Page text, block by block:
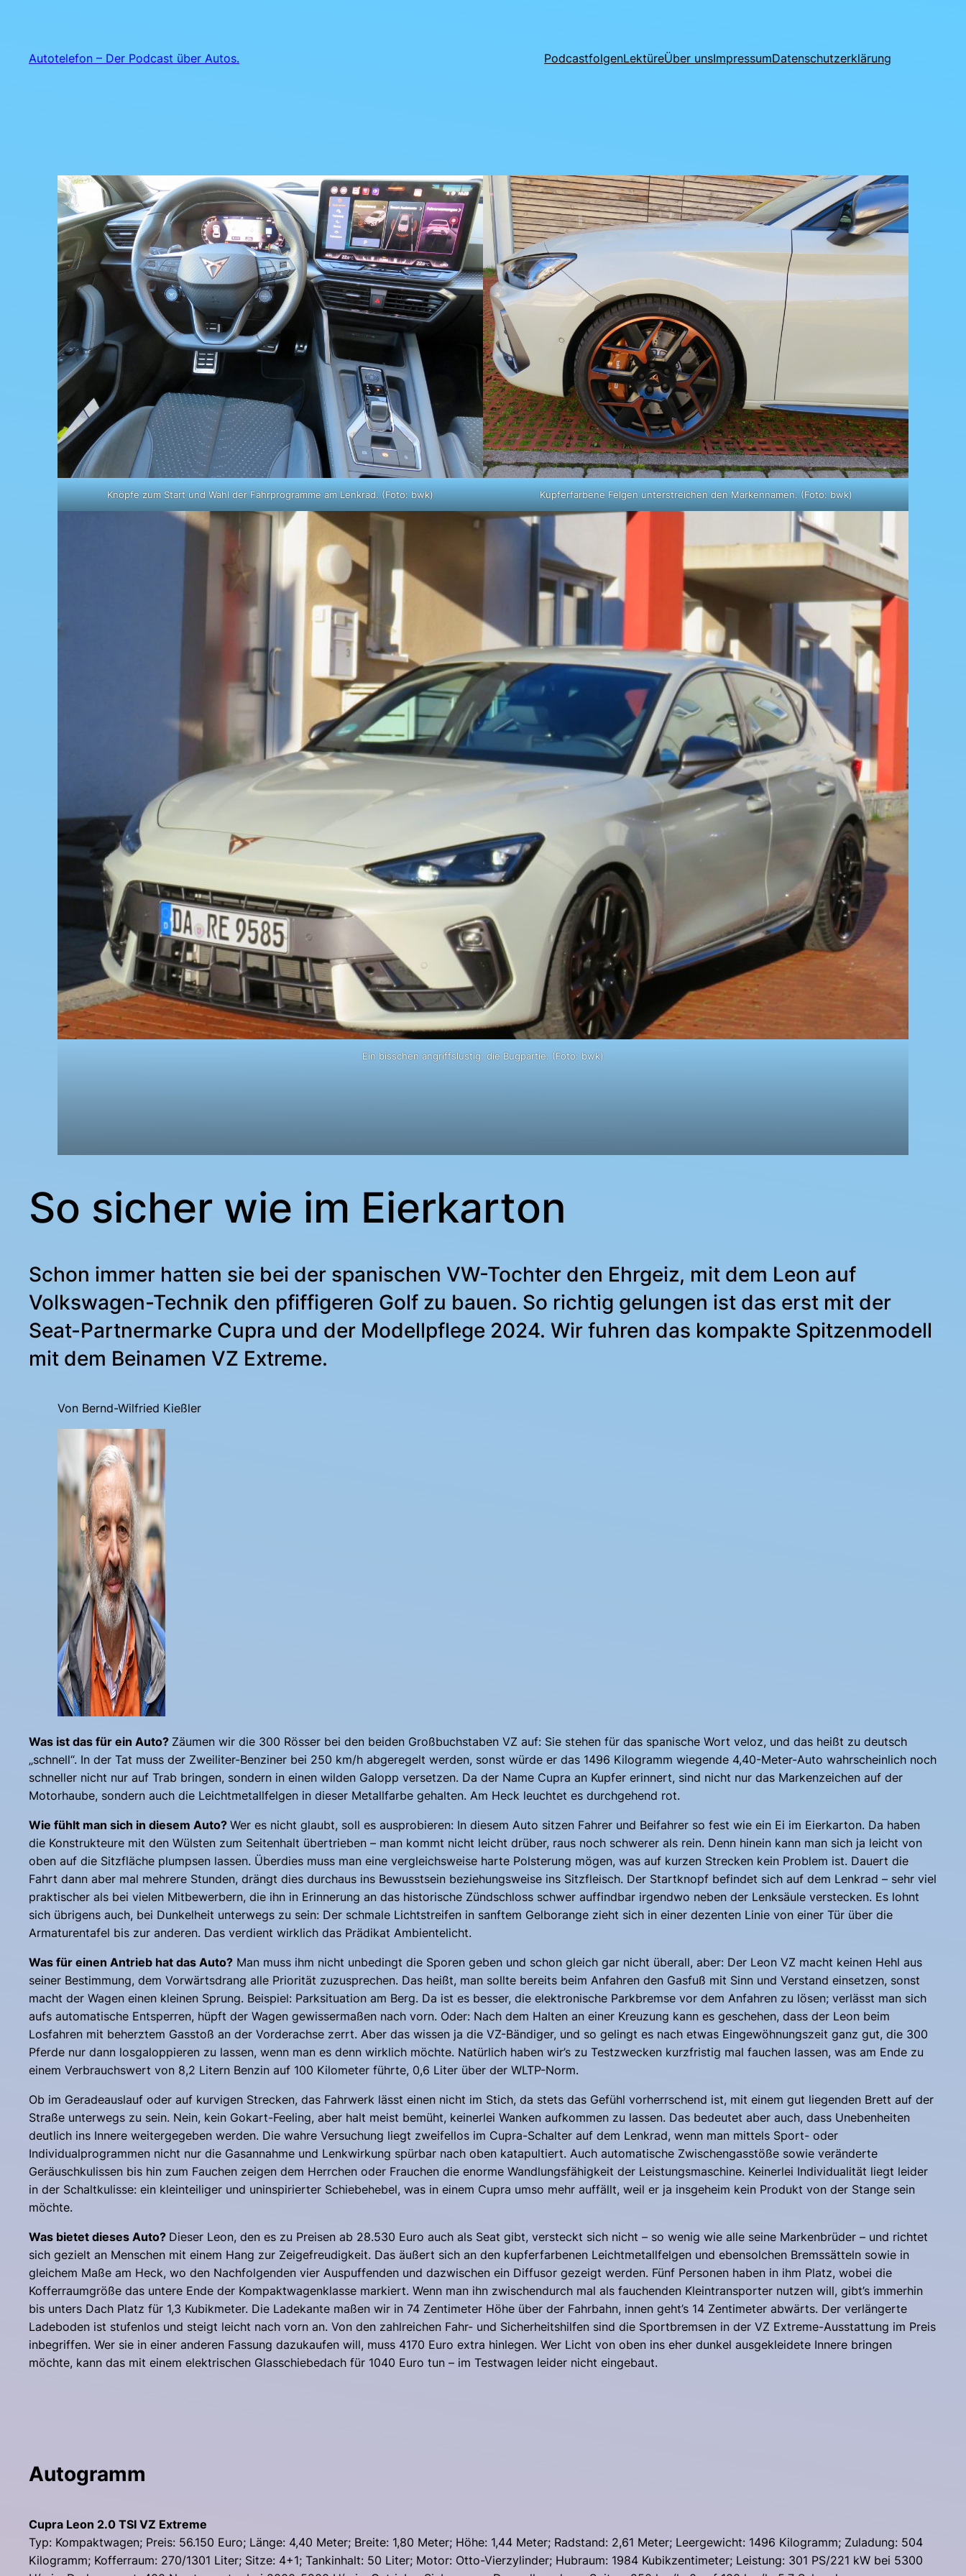
Autotelefon – Der Podcast über Autos. PodcastfolgenLektüreÜber unsImpressumDatenschutzerklärung
Knöpfe zum Start und Wahl der Fahrprogramme am Lenkrad. (Foto: bwk) Kupferfarbene Felgen unterstreichen den Markennamen. (Foto: bwk)
Ein bisschen angriffslustig: die Bugpartie. (Foto: bwk)
So sicher wie im Eierkarton
Schon immer hatten sie bei der spanischen VW-Tochter den Ehrgeiz, mit dem Leon auf
Volkswagen-Technik den pfiffigeren Golf zu bauen. So richtig gelungen ist das erst mit der
Seat-Partnermarke Cupra und der Modellpflege 2024. Wir fuhren das kompakte Spitzenmodell
mit dem Beinamen VZ Extreme.
Von Bernd-Wilfried Kießler
Was ist das für ein Auto? Zäumen wir die 300 Rösser bei den beiden Großbuchstaben VZ auf: Sie stehen für das spanische Wort veloz, und das heißt zu deutsch
„schnell“. In der Tat muss der Zweiliter-Benziner bei 250 km/h abgeregelt werden, sonst würde er das 1496 Kilogramm wiegende 4,40-Meter-Auto wahrscheinlich noch
schneller nicht nur auf Trab bringen, sondern in einen wilden Galopp versetzen. Da der Name Cupra an Kupfer erinnert, sind nicht nur das Markenzeichen auf der
Motorhaube, sondern auch die Leichtmetallfelgen in dieser Metallfarbe gehalten. Am Heck leuchtet es durchgehend rot.
Wie fühlt man sich in diesem Auto? Wer es nicht glaubt, soll es ausprobieren: In diesem Auto sitzen Fahrer und Beifahrer so fest wie ein Ei im Eierkarton. Da haben
die Konstrukteure mit den Wülsten zum Seitenhalt übertrieben – man kommt nicht leicht drüber, raus noch schwerer als rein. Denn hinein kann man sich ja leicht von
oben auf die Sitzfläche plumpsen lassen. Überdies muss man eine vergleichsweise harte Polsterung mögen, was auf kurzen Strecken kein Problem ist. Dauert die
Fahrt dann aber mal mehrere Stunden, drängt dies durchaus ins Bewusstsein beziehungsweise ins Sitzfleisch. Der Startknopf befindet sich auf dem Lenkrad – sehr viel
praktischer als bei vielen Mitbewerbern, die ihn in Erinnerung an das historische Zündschloss schwer auffindbar irgendwo neben der Lenksäule verstecken. Es lohnt
sich übrigens auch, bei Dunkelheit unterwegs zu sein: Der schmale Lichtstreifen in sanftem Gelborange zieht sich in einer dezenten Linie von einer Tür über die
Armaturentafel bis zur anderen. Das verdient wirklich das Prädikat Ambientelicht.
Was für einen Antrieb hat das Auto? Man muss ihm nicht unbedingt die Sporen geben und schon gleich gar nicht überall, aber: Der Leon VZ macht keinen Hehl aus
seiner Bestimmung, dem Vorwärtsdrang alle Priorität zuzusprechen. Das heißt, man sollte bereits beim Anfahren den Gasfuß mit Sinn und Verstand einsetzen, sonst
macht der Wagen einen kleinen Sprung. Beispiel: Parksituation am Berg. Da ist es besser, die elektronische Parkbremse vor dem Anfahren zu lösen; verlässt man sich
aufs automatische Entsperren, hüpft der Wagen gewissermaßen nach vorn. Oder: Nach dem Halten an einer Kreuzung kann es geschehen, dass der Leon beim
Losfahren mit beherztem Gasstoß an der Vorderachse zerrt. Aber das wissen ja die VZ-Bändiger, und so gelingt es nach etwas Eingewöhnungszeit ganz gut, die 300
Pferde nur dann losgaloppieren zu lassen, wenn man es denn wirklich möchte. Natürlich haben wir’s zu Testzwecken kurzfristig mal fauchen lassen, was am Ende zu
einem Verbrauchswert von 8,2 Litern Benzin auf 100 Kilometer führte, 0,6 Liter über der WLTP-Norm.
Ob im Geradeauslauf oder auf kurvigen Strecken, das Fahrwerk lässt einen nicht im Stich, da stets das Gefühl vorherrschend ist, mit einem gut liegenden Brett auf der
Straße unterwegs zu sein. Nein, kein Gokart-Feeling, aber halt meist bemüht, keinerlei Wanken aufkommen zu lassen. Das bedeutet aber auch, dass Unebenheiten
deutlich ins Innere weitergegeben werden. Die wahre Versuchung liegt zweifellos im Cupra-Schalter auf dem Lenkrad, wenn man mittels Sport- oder
Individualprogrammen nicht nur die Gasannahme und Lenkwirkung spürbar nach oben katapultiert. Auch automatische Zwischengasstöße sowie veränderte
Geräuschkulissen bis hin zum Fauchen zeigen dem Herrchen oder Frauchen die enorme Wandlungsfähigkeit der Leistungsmaschine. Keinerlei Individualität liegt leider
in der Schaltkulisse: ein kleinteiliger und uninspirierter Schiebehebel, was in einem Cupra umso mehr auffällt, weil er ja insgeheim kein Produkt von der Stange sein
möchte.
Was bietet dieses Auto? Dieser Leon, den es zu Preisen ab 28.530 Euro auch als Seat gibt, versteckt sich nicht – so wenig wie alle seine Markenbrüder – und richtet
sich gezielt an Menschen mit einem Hang zur Zeigefreudigkeit. Das äußert sich an den kupferfarbenen Leichtmetallfelgen und ebensolchen Bremssätteln sowie in
gleichem Maße am Heck, wo den Nachfolgenden vier Auspuffenden und dazwischen ein Diffusor gezeigt werden. Fünf Personen haben in ihm Platz, wobei die
Kofferraumgröße das untere Ende der Kompaktwagenklasse markiert. Wenn man ihn zwischendurch mal als fauchenden Kleintransporter nutzen will, gibt’s immerhin
bis unters Dach Platz für 1,3 Kubikmeter. Die Ladekante maßen wir in 74 Zentimeter Höhe über der Fahrbahn, innen geht’s 14 Zentimeter abwärts. Der verlängerte
Ladeboden ist stufenlos und steigt leicht nach vorn an. Von den zahlreichen Fahr- und Sicherheitshilfen sind die Sportbremsen in der VZ Extreme-Ausstattung im Preis
inbegriffen. Wer sie in einer anderen Fassung dazukaufen will, muss 4170 Euro extra hinlegen. Wer Licht von oben ins eher dunkel ausgekleidete Innere bringen
möchte, kann das mit einem elektrischen Glasschiebedach für 1040 Euro tun – im Testwagen leider nicht eingebaut.
Autogramm
Cupra Leon 2.0 TSI VZ Extreme
Typ: Kompaktwagen; Preis: 56.150 Euro; Länge: 4,40 Meter; Breite: 1,80 Meter; Höhe: 1,44 Meter; Radstand: 2,61 Meter; Leergewicht: 1496 Kilogramm; Zuladung: 504
Kilogramm; Kofferraum: 270/1301 Liter; Sitze: 4+1; Tankinhalt: 50 Liter; Motor: Otto-Vierzylinder; Hubraum: 1984 Kubikzentimeter; Leistung: 301 PS/221 kW bei 5300